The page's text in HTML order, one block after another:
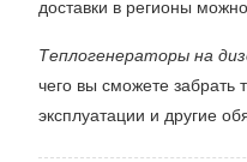
доставки в регионы
Теплогенераторы на
чего вы сможете забрать
эксплуатации и другие